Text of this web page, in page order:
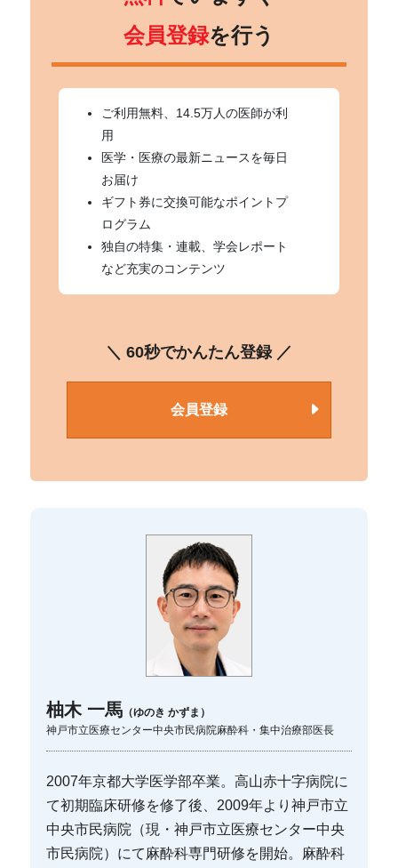
会員登録を行う
ご利用無料、14.5万人の医師が利
用
医学・医療の最新ニュースを毎日
お届け
ギフト券に交換可能なポイントプ
ログラム
独自の特集・連載、学会レポート
など充実のコンテンツ
＼ 60秒でかんたん登録 ／
会員登録
柚木 一馬 （ゆのき かずま）
神戸市立医療センター中央市民病院麻酔科・集中治療部医長
2007年京都大学医学部卒業。高山赤十字病院に
て初期臨床研修を修了後、2009年より神戸市立
中央市民病院（現・神戸市立医療センター中央
市民病院）にて麻酔科専門研修を開始。麻酔科